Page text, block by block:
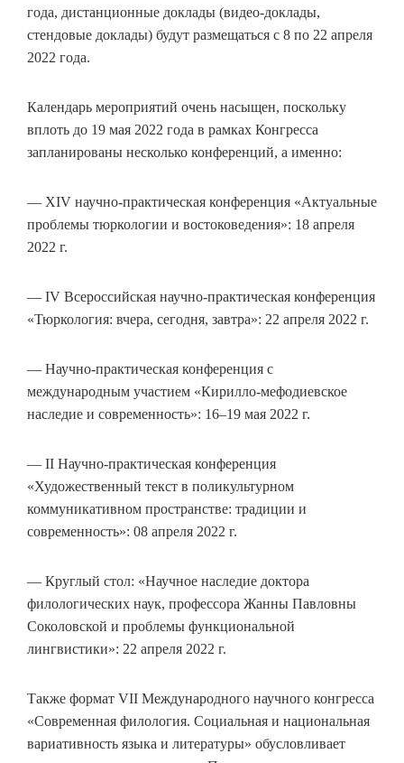
года, дистанционные доклады (видео-доклады,
стендовые доклады) будут размещаться с 8 по 22 апреля
2022 года.
Календарь мероприятий очень насыщен, поскольку
вплоть до 19 мая 2022 года в рамках Конгресса
запланированы несколько конференций, а именно:
— XIV научно-практическая конференция «Актуальные
проблемы тюркологии и востоковедения»: 18 апреля
2022 г.
— IV Всероссийская научно-практическая конференция
«Тюркология: вчера, сегодня, завтра»: 22 апреля 2022 г.
— Научно-практическая конференция с
международным участием «Кирилло-мефодиевское
наследие и современность»: 16–19 мая 2022 г.
— II Научно-практическая конференция
«Художественный текст в поликультурном
коммуникативном пространстве: традиции и
современность»: 08 апреля 2022 г.
— Круглый стол: «Научное наследие доктора
филологических наук, профессора Жанны Павловны
Соколовской и проблемы функциональной
лингвистики»: 22 апреля 2022 г.
Также формат VII Международного научного конгресса
«Современная филология. Социальная и национальная
вариативность языка и литературы» обусловливает